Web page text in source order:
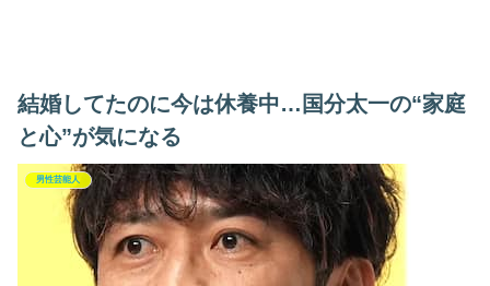
結婚してたのに今は休養中…国分太一の“家庭
と心”が気になる
男性芸能人